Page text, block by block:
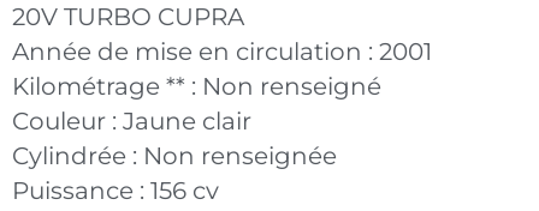
20V TURBO CUPRA
Année de mise en circulation : 2001
Kilométrage ** : Non renseigné
Couleur : Jaune clair
Cylindrée : Non renseignée
Puissance : 156 cv